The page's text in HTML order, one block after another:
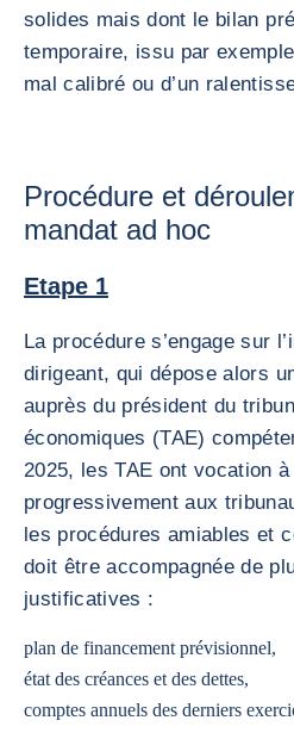
solides mais dont le bilan
temporaire, issu par
mal calibré ou d’un
Procédure et
mandat ad hoc
Etape 1
La procédure s’engage sur
dirigeant, qui dépose alors
auprès du président du
économiques (TAE)
2025, les TAE ont vocation
progressivement aux
les procédures amiables et
doit être accompagnée de
justificatives :
plan de financement prévisionnel,
état des créances et des dettes,
comptes annuels des derniers